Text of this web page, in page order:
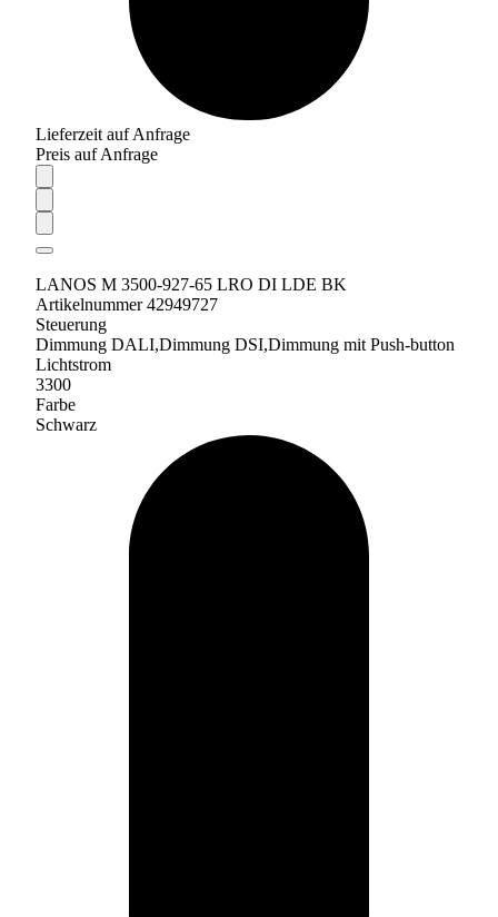
Lieferzeit auf Anfrage
Preis auf Anfrage
LANOS M 3500-927-65 LRO DI LDE BK
Artikelnummer 42949727
Steuerung
Dimmung DALI,Dimmung DSI,Dimmung mit Push-button
Lichtstrom
3300
Farbe
Schwarz